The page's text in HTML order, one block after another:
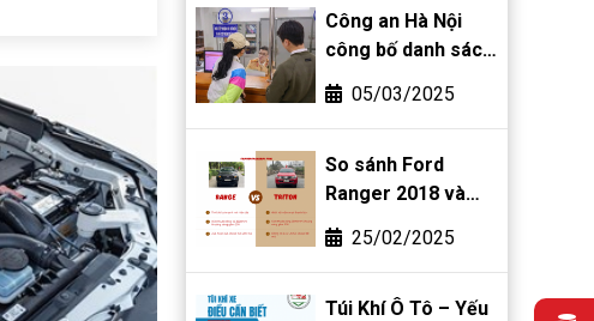
Công an Hà Nội
công bố danh sách
phường, xã được
phân cấp đăng ký
biển số xe
05/03/2025
So sánh Ford
Ranger 2018 và
Mitsubishi Triton
2018
25/02/2025
Túi Khí Ô Tô – Yếu